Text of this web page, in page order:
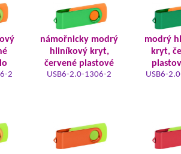
2
námořnicky modrý
hliníkový kryt,
červené plastové
USB6-2.0-1306-2
modrý
kryt,
USB6-